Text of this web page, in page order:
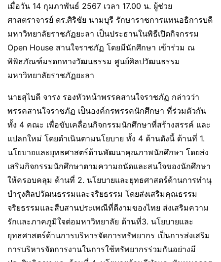
เมื่อวัน 14 กุมภาพันธ์ 2567 เวลา 17.00 น. ผู้ช่วย
ศาสตราจารย์ ดร.ศิริชัย นามบุรี รักษาราชการแทนอธิการบดี
มหาวิทยาลัยราชภัฏยะลา เป็นประธานในพิธีเปิดกิจกรรม
Open House สานใจราชภัฏ โดยมีนักศึกษา เข้าร่วม ณ
พิพิธภัณฑ์มรดกทางวัฒนธรรม ศูนย์ศิลปวัฒนธรรม
มหาวิทยาลัยราชภัฏยะลา
นายสุไบดี จารง รองหัวหน้าพรรคสานใจราชภัฏ กล่าวว่า
พรรคสานใจราชภัฏ เป็นองค์กรพรรคนักศึกษา ที่ร่วมตัวกัน
ทั้ง 4 คณะ เพื่อขับเคลื่อนกิจกรรมนักศึกษาที่สร้างสรรค์ และ
แปลกใหม่ โดยดำเนินตามนโยบาย ทั้ง 4 ด้านดังนี้ ด้านที่ 1.
นโยบายและยุทธศาสตร์ด้านพัฒนาคุณภาพนักศึกษา โดยส่ง
เสริมกิจกรรมนักศึกษาตามความถนัดและสนใจของนักศึกษา
ให้ครอบคลุม ด้านที่ 2. นโยบายและยุทธศาสตร์ด้านการทำนุ
บำรุงศิลปวัฒนธรรมและจริยธรรม โดยส่งเสริมคุณธรรม
จริยธรรมและสืบสานประเพณีที่ดีงามของไทย ส่งเสริมความ
รักและภาคภูมิใจต่อมหาวิทยาลัย ด้านที่3. นโยบายและ
ยุทธศาสตร์ด้านการบริหารจัดการทรัพยากร เป็นการส่งเสริม
การบริหารจัดการงานในการใช้ทรัพยากรร่วมกันอย่างมี